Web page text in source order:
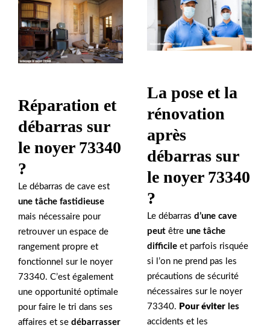
Réparation et
débarras sur
le noyer 73340
?
Le débarras de cave est
une tâche fastidieuse
mais nécessaire pour
retrouver un espace de
rangement propre et
fonctionnel sur le noyer
73340. C’est également
une opportunité optimale
pour faire le tri dans ses
affaires et se débarrasser
La pose et la
rénovation
après
débarras sur
le noyer 73340
?
Le débarras d’une cave
peut être une tâche
difficile et parfois risquée
si l’on ne prend pas les
précautions de sécurité
nécessaires sur le noyer
73340. Pour éviter les
accidents et les